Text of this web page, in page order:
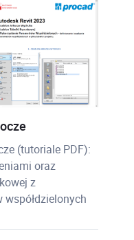
(tutoriale PDF):
oraz
z